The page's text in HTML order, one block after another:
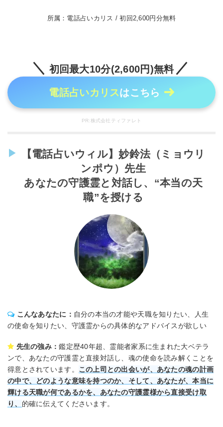
所属：電話占いカリス / 初回2,600円分無料
初回最大10分(2,600円)無料
電話占いカリスはこちら
PR:株式会社ティファレト
【電話占いウィル】妙鈴法（ミョウリ
ンポウ）先生
あなたの守護霊と対話し、“本当の天
職”を授ける
こんなあなたに： 自分の本当の才能や天職を知りたい、人生
の使命を知りたい、守護霊からの具体的なアドバイスが欲しい
先生の強み：鑑定歴40年超、霊能者家系に生まれた大ベテラ
ンで、あなたの守護霊と直接対話し、魂の使命を読み解くことを
得意とされています。 この上司との出会いが、あなたの魂の計画
の中で、どのような意味を持つのか、そして、あなたが、本当に
輝ける天職が何であるかを、あなたの守護霊様から直接受け取
り、 的確に伝えてくださいます。